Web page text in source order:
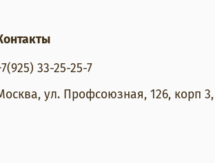
33-25-25-7
ул. Профсоюзная, 126, корп